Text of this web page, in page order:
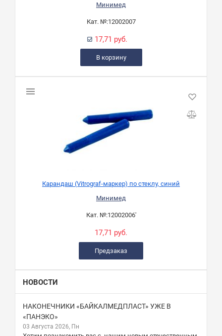
Минимед
Кат. №:12002007
17,71 руб.
В корзину
Карандаш (Vitrograf-маркер) по стеклу, синий
Минимед
Кат. №:12002006'
17,71 руб.
Предзаказ
НОВОСТИ
НАКОНЕЧНИКИ «БАЙКАЛМЕДПЛАСТ» УЖЕ В
«ПАНЭКО»
03 Августа 2026, Пн